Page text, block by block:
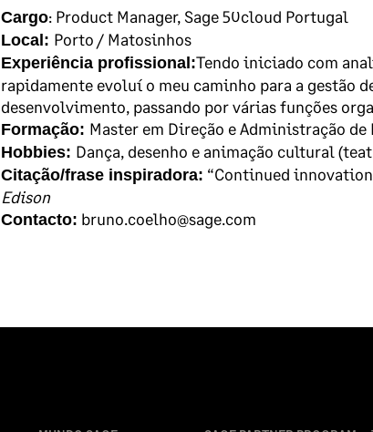
Cargo: Product Manager, Sage 50cloud Portugal
Local: Porto / Matosinhos
Experiência profissional:Tendo iniciado com
rapidamente evoluí o meu caminho para a gestão
desenvolvimento, passando por várias funções
Formação: Master em Direção e Administração de
Hobbies: Dança, desenho e animação cultural
Citação/frase inspiradora: “Continued
Edison
Contacto: bruno.coelho@sage.com